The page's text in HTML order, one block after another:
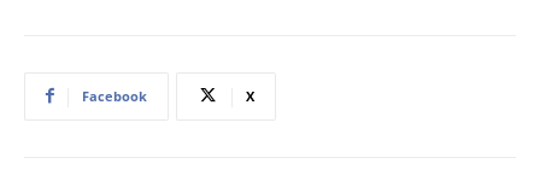
Facebook X